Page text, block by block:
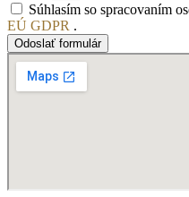
Súhlasím so spracovaním
EÚ GDPR .
Odoslať formulár